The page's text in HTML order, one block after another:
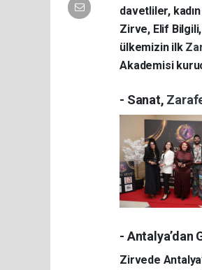
davetliler,
Zirve, Elif
ülkemizin ilk
Akademisi
- Sanat,
- Antalya’dan
Zirvede